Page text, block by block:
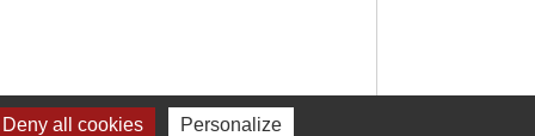
Deny all cookies Personalize